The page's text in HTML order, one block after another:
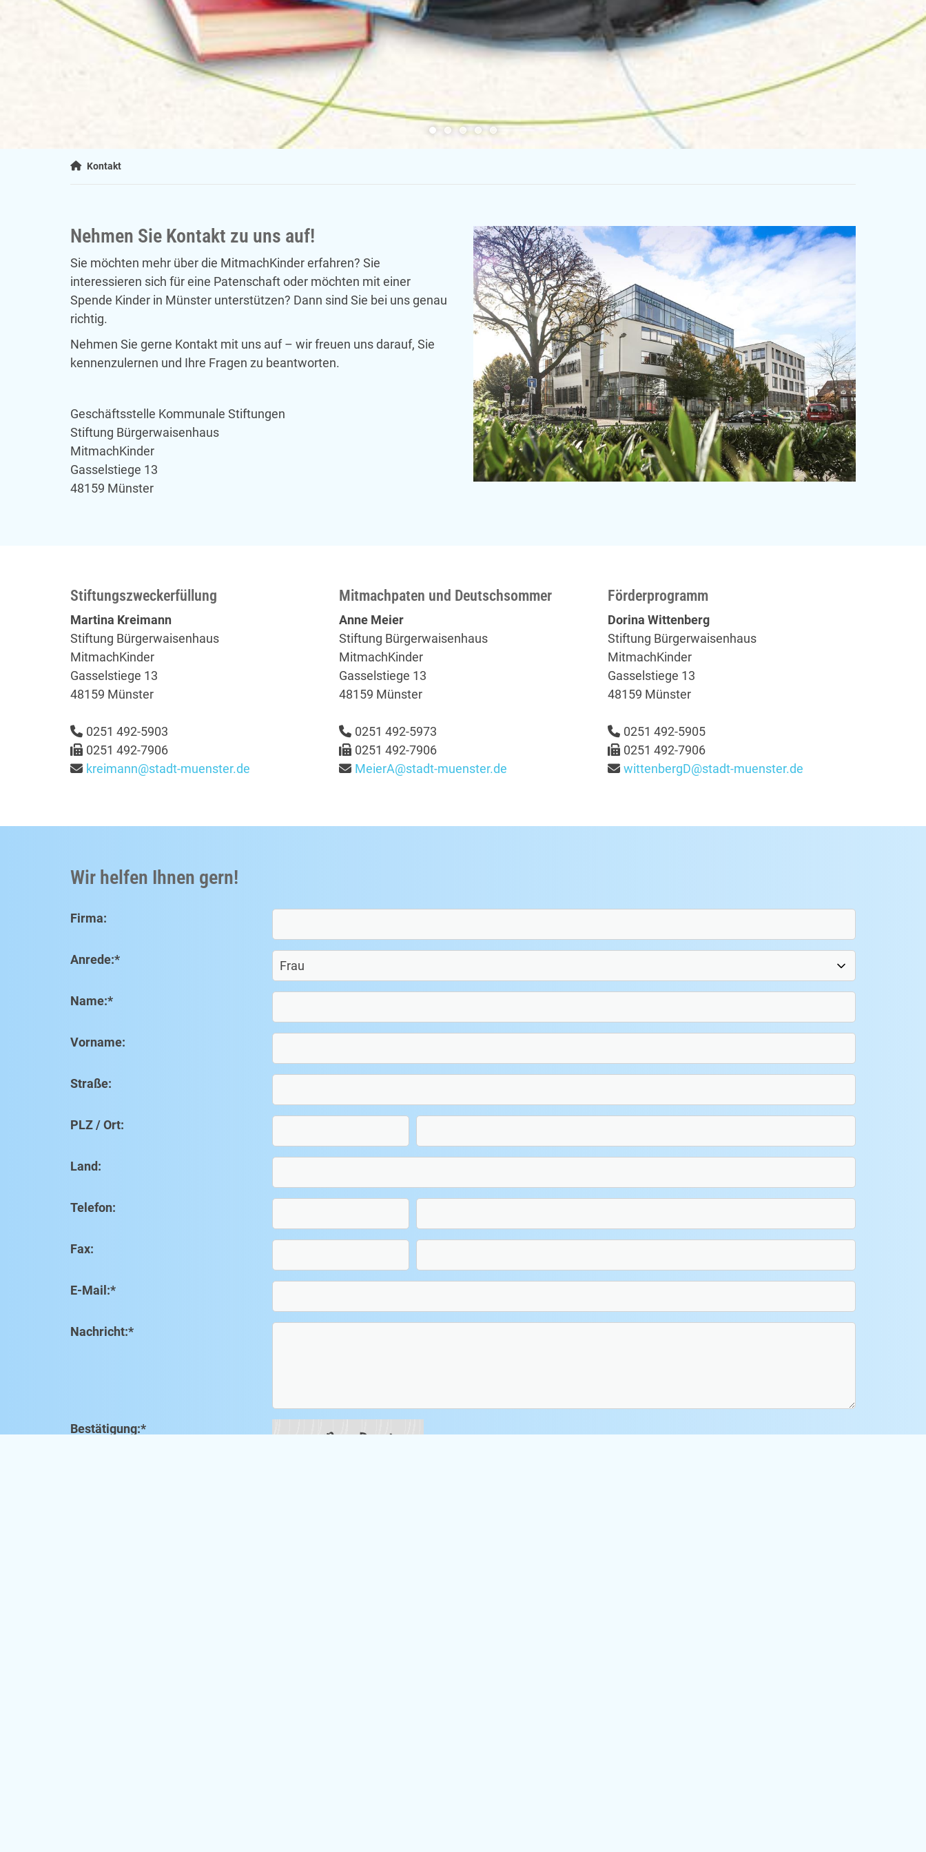
Kontakt
Nehmen Sie Kontakt zu uns auf!
Sie möchten mehr über die MitmachKinder erfahren? Sie
interessieren sich für eine Patenschaft oder möchten mit einer
Spende Kinder in Münster unterstützen? Dann sind Sie bei uns genau
richtig.
Nehmen Sie gerne Kontakt mit uns auf – wir freuen uns darauf, Sie
kennenzulernen und Ihre Fragen zu beantworten.
Geschäftsstelle Kommunale Stiftungen
Stiftung Bürgerwaisenhaus
MitmachKinder
Gasselstiege 13
48159 Münster
Stiftungszweckerfüllung
Martina Kreimann
Stiftung Bürgerwaisenhaus
MitmachKinder
Gasselstiege 13
48159 Münster
0251 492-5903
0251 492-7906
kreimann@stadt-muenster.de
Mitmachpaten und Deutschsommer
Anne Meier
Stiftung Bürgerwaisenhaus
MitmachKinder
Gasselstiege 13
48159 Münster
0251 492-5973
0251 492-7906
MeierA@stadt-muenster.de
Förderprogramm
Dorina Wittenberg
Stiftung Bürgerwaisenhaus
MitmachKinder
Gasselstiege 13
48159 Münster
0251 492-5905
0251 492-7906
wittenbergD@stadt-muenster.de
Wir helfen Ihnen gern!
Firma:
Anrede:*
Name:*
Vorname:
Straße:
PLZ / Ort:
Land:
Telefon:
Fax:
E-Mail:*
Nachricht:*
Bestätigung:*
un Dre